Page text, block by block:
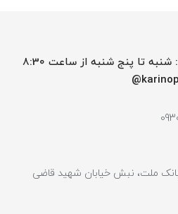
ساعت کار فروشگاه حضوری : شنبه تا پنج شنبه از ساعت 8:30
بانک ملت، نبش خیابان شهید قاضی